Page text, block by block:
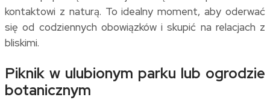
kontaktowi z naturą. To idealny moment, aby oderwać
się od codziennych obowiązków i skupić na relacjach z
bliskimi.
Piknik w ulubionym parku lub ogrodzie
botanicznym